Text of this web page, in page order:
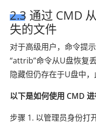
2.3 通过 CMD
失的文件
对于高级用户，命令提
“attrib”命令从U盘恢复
隐藏但仍存在于U盘中，
以下是如何使用 CMD 进
步骤 1. 以管理员身份打